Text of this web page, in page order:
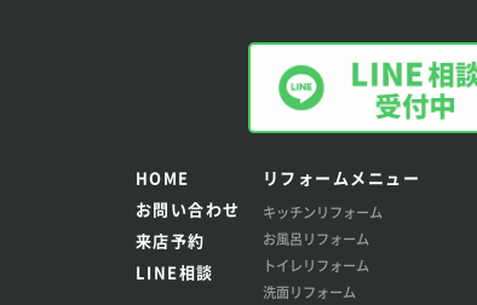
HOME
お問い合わせ
来店予約
LINE相談
リフォームメニュー
キッチンリフォーム
お風呂リフォーム
トイレリフォーム
洗面リフォーム